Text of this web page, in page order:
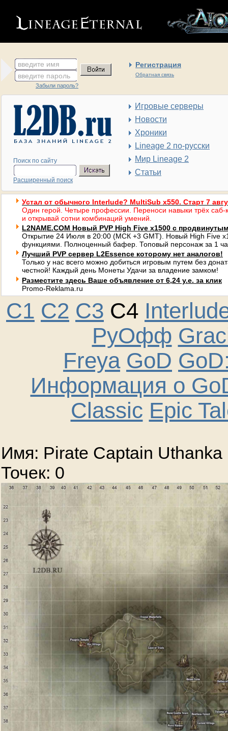
введите имя Регистрация
Обратная связь
введите пароль
Забыли пароль?
Поиск по сайту
Расширенный поиск
Игровые серверы
Новости
Хроники
Lineage 2 по-русски
Мир Lineage 2
Статьи
Устал от обычного Interlude? MultiSub x550. Старт 7
Один герой. Четыре профессии. Переноси навыки трёх саб-
и открывай сотни комбинаций умений.
L2NAME.COM Новый PVP High Five x1500 с
Открытие 24 Июля в 20:00 (МСК +3 GMT). Новый High Five
функциями. Полноценный бафер. Топовый персонаж за 1
Лучший PVP сервер L2Essence которому нет аналогов!
Только у нас всего можно добиться игровым путем без
честной! Каждый день Монеты Удачи за владение замком!
Разместите здесь Ваше объявление от 6,24 у.е. за клик
Promo-Reklama.ru
C1 C2 C3 C4
РуОфф
Freya GoD
Информация о
Classic Epic
Имя: Pirate Captain Uthanka
Точек: 0